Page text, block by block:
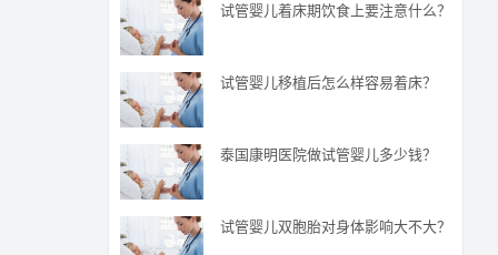
试管婴儿着床期饮食上要注意什么？
试管婴儿移植后怎么样容易着床？
泰国康明医院做试管婴儿多少钱？
试管婴儿双胞胎对身体影响大不大？